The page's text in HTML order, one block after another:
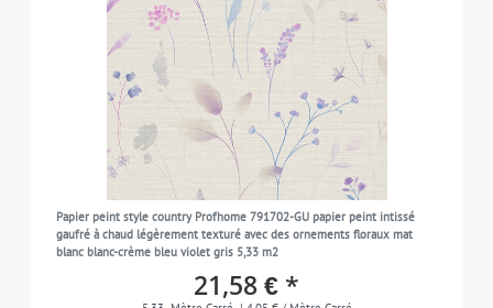
Papier peint style country Profhome 791702-GU papier peint intissé
gaufré à chaud légèrement texturé avec des ornements floraux mat
blanc blanc-crème bleu violet gris 5,33 m2
21,58 € *